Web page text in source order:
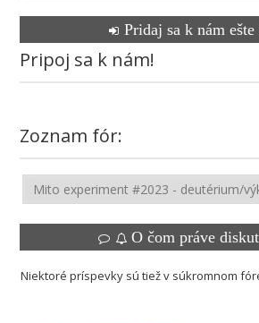
Pridaj sa k nám ešte
Pripoj sa k nám!
Zoznam fór:
O čom práve
Niektoré príspevky sú tiež v súkromnom